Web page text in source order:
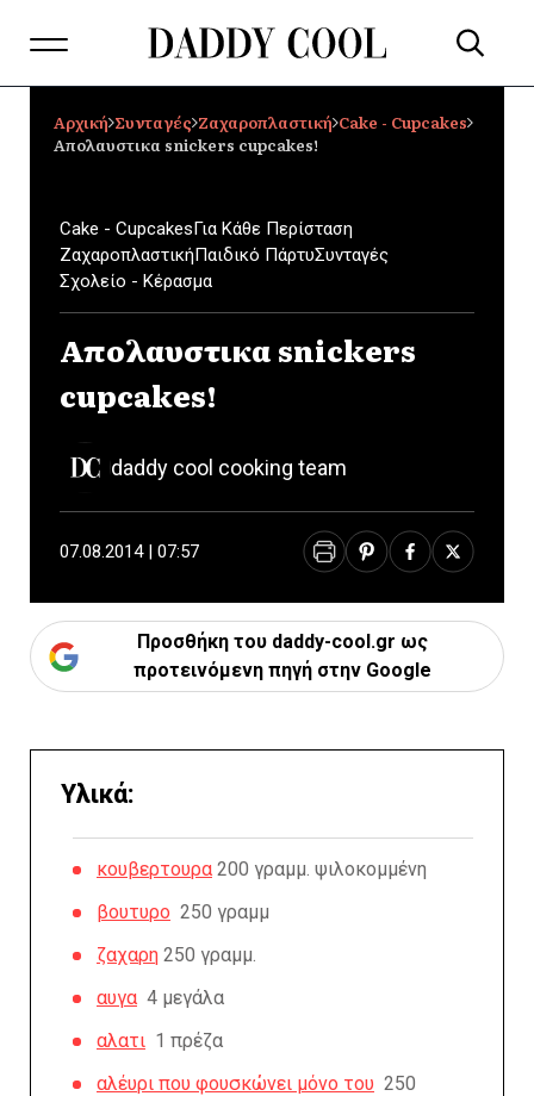
Αρχική Συνταγές Ζαχαροπλαστική Cake - Cupcakes
Απολαυστικα snickers cupcakes!
Cake - CupcakesΓια Κάθε Περίσταση
ΖαχαροπλαστικήΠαιδικό ΠάρτυΣυνταγές
Σχολείο - Κέρασμα
Απολαυστικα snickers
cupcakes!
daddy cool cooking team
07.08.2014 | 07:57
Προσθήκη του daddy-cool.gr ως
προτεινόμενη πηγή στην Google
Υλικά:
κουβερτουρα 200 γραμμ. ψιλοκομμένη
βουτυρο 250 γραμμ
ζαχαρη 250 γραμμ.
αυγα 4 μεγάλα
αλατι 1 πρέζα
αλέυρι που φουσκώνει μόνο του 250